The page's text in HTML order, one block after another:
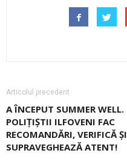
Articolul precedent
A ÎNCEPUT SUMMER WELL.
POLIȚIȘTII ILFOVENI FAC
RECOMANDĂRI, VERIFICĂ ȘI
SUPRAVEGHEAZĂ ATENT!